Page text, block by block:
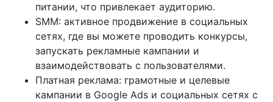
питании, что привлекает аудиторию.
SMM: активное продвижение в социальных
сетях, где вы можете проводить конкурсы,
запускать рекламные кампании и
взаимодействовать с пользователями.
Платная реклама: грамотные и целевые
кампании в Google Ads и социальных сетях с